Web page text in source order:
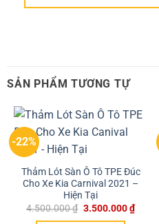
SẢN PHẨM TƯƠNG TỰ
-22%
Thảm Lót Sàn Ô Tô TPE Đúc
Cho Xe Kia Carnival 2021 –
Hiện Tại
4.500.000₫ 3.500.000₫